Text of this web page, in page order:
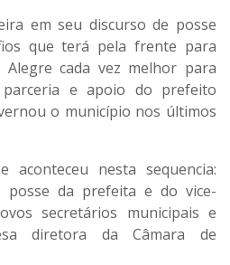
em seu discurso de posse
que terá pela frente para
cada vez melhor para
e apoio do prefeito
o município nos últimos
aconteceu nesta sequencia:
posse da prefeita e do vice-
secretários municipais e
diretora da Câmara de